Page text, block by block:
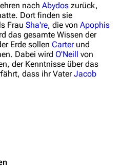
nach Abydos zurück,
Dort finden sie
Frau Sha're, die von Apophis
das gesamte Wissen der
Erde sollen Carterund
Dabei wird O'Neill von
der Kenntnisse über das
dass ihr VaterJacob